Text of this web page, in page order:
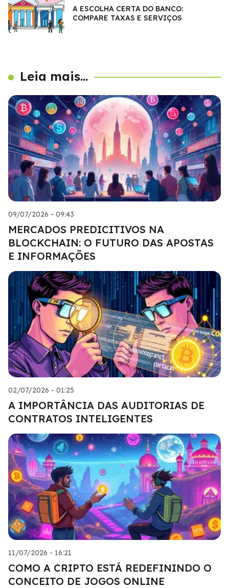
A ESCOLHA CERTA DO BANCO:
COMPARE TAXAS E SERVIÇOS
Leia mais...
09/07/2026 - 09:43
MERCADOS PREDICITIVOS NA
BLOCKCHAIN: O FUTURO DAS APOSTAS
E INFORMAÇÕES
02/07/2026 - 01:25
A IMPORTÂNCIA DAS AUDITORIAS DE
CONTRATOS INTELIGENTES
11/07/2026 - 16:21
COMO A CRIPTO ESTÁ REDEFININDO O
CONCEITO DE JOGOS ONLINE